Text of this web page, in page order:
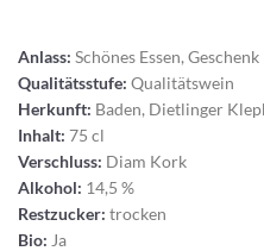
Anlass: Schönes Essen, Geschenk
Qualitätsstufe: Qualitätswein
Herkunft: Baden, Dietlinger
Inhalt: 75 cl
Verschluss: Diam Kork
Alkohol: 14,5 %
Restzucker: trocken
Bio: Ja